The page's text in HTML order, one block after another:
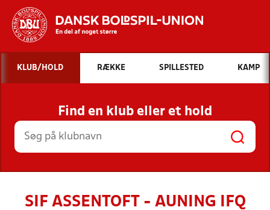
Hvad vil du søge efter?
INDHOLD OG NYHEDER
STILLINGER, RESULTATER, KLUBBER OG
HOLD
KLUB/HOLD RÆKKE SPILLESTED KAMP
Find en klub eller et hold
SIF ASSENTOFT - AUNING IFQ